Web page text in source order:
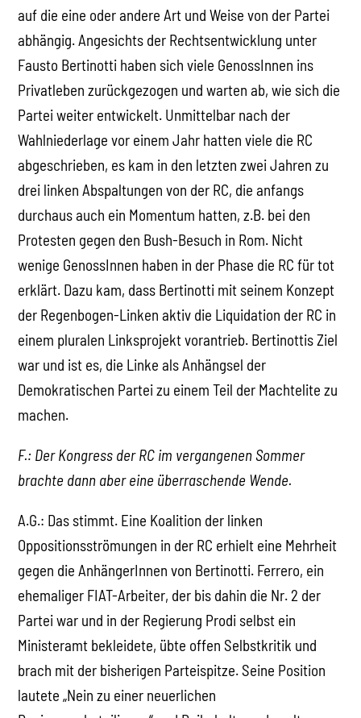
auf die eine oder andere Art und Weise von der Partei
abhängig. Angesichts der Rechtsentwicklung unter
Fausto Bertinotti haben sich viele GenossInnen ins
Privatleben zurückgezogen und warten ab, wie sich die
Partei weiter entwickelt. Unmittelbar nach der
Wahlniederlage vor einem Jahr hatten viele die RC
abgeschrieben, es kam in den letzten zwei Jahren zu
drei linken Abspaltungen von der RC, die anfangs
durchaus auch ein Momentum hatten, z.B. bei den
Protesten gegen den Bush-Besuch in Rom. Nicht
wenige GenossInnen haben in der Phase die RC für tot
erklärt. Dazu kam, dass Bertinotti mit seinem Konzept
der Regenbogen-Linken aktiv die Liquidation der RC in
einem pluralen Linksprojekt vorantrieb. Bertinottis Ziel
war und ist es, die Linke als Anhängsel der
Demokratischen Partei zu einem Teil der Machtelite zu
machen.
F.: Der Kongress der RC im vergangenen Sommer
brachte dann aber eine überraschende Wende.
A.G.: Das stimmt. Eine Koalition der linken
Oppositionsströmungen in der RC erhielt eine Mehrheit
gegen die AnhängerInnen von Bertinotti. Ferrero, ein
ehemaliger FIAT-Arbeiter, der bis dahin die Nr. 2 der
Partei war und in der Regierung Prodi selbst ein
Ministeramt bekleidete, übte offen Selbstkritik und
brach mit der bisherigen Parteispitze. Seine Position
lautete „Nein zu einer neuerlichen